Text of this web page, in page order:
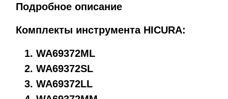
Подробное описание
Комплекты инструмента HICURA:
WA69372ML
WA69372SL
WA69372LL